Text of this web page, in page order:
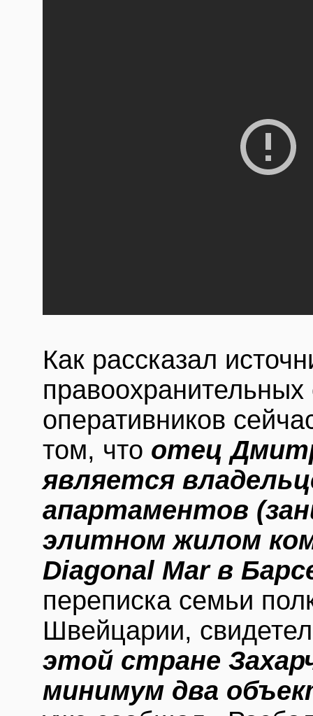
Как рассказал
оперативников
том, что отец
является
апартаментов
элитном жилом
Diagonal Mar в
переписка семьи
Швейцарии,
этой стране
минимум два